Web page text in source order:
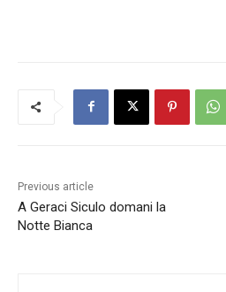
Previous article
A Geraci Siculo domani la
Notte Bianca